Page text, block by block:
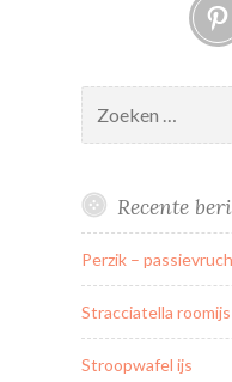
naar:
Recente
Perzik –
Stracciatella roomijs
Stroopwafel ijs